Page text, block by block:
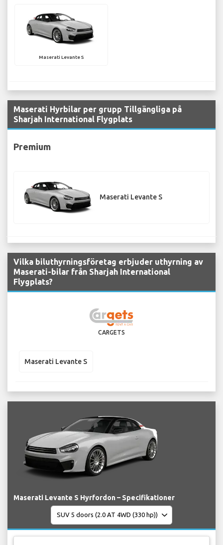
Maserati Levante S
Maserati Hyrbilar per grupp Tillgängliga på
Sharjah International Flygplats
Premium
Maserati Levante S
Vilka biluthyrningsföretag erbjuder uthyrning av
Maserati-bilar från Sharjah International
Flygplats?
CARGETS
Maserati Levante S
Maserati Levante S Hyrfordon – Specifikationer